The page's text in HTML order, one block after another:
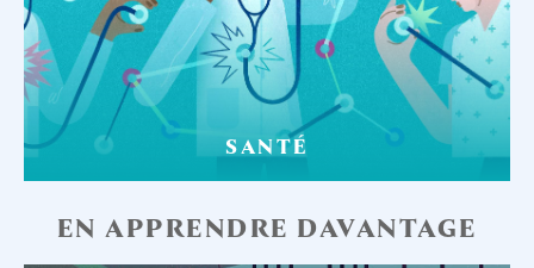
SANTÉ
EN APPRENDRE DAVANTAGE